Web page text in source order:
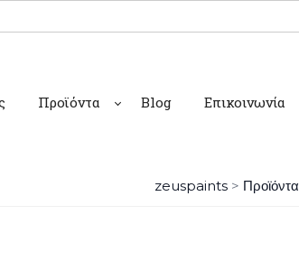
Προϊόντα Blog Επικοινωνία
zeuspaints > Προϊόντα